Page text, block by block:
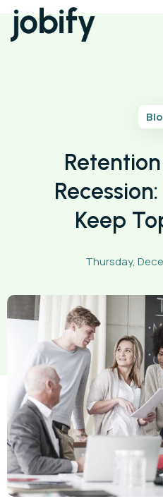
Keep
Thursday,